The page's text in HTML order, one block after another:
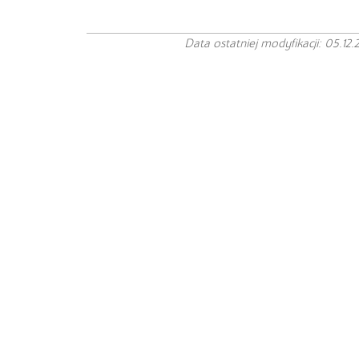
Data ostatniej modyfikacji: